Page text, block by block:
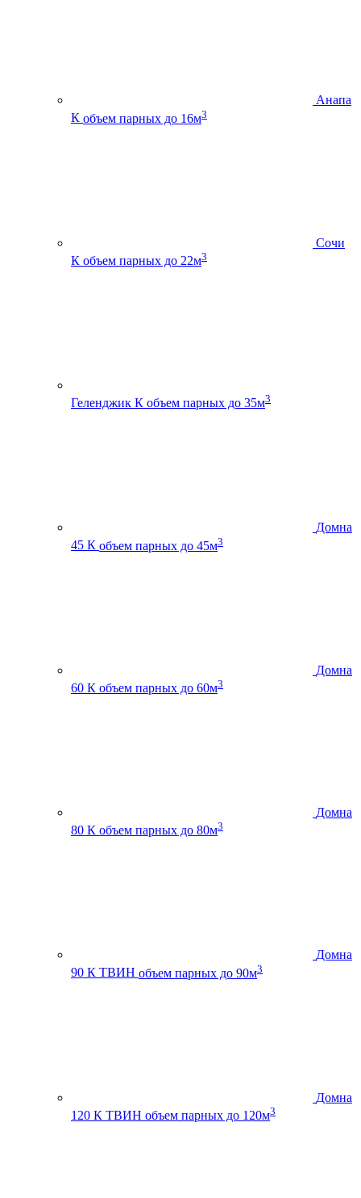
Анапа
К объем парных до 16м3
Сочи
К объем парных до 22м3
Геленджик К объем парных до 35м3
Домна
45 К объем парных до 45м3
Домна
60 К объем парных до 60м3
Домна
80 К объем парных до 80м3
Домна
90 К ТВИН объем парных до 90м3
Домна
120 К ТВИН объем парных до 120м3